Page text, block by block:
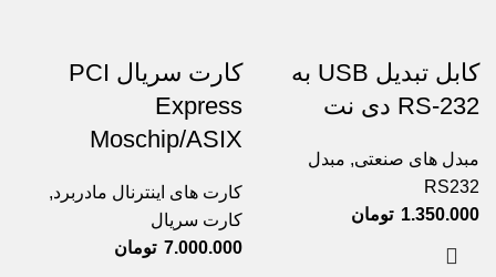
کابل تبدیل USB به
RS-232 دی نت
مبدل های صنعتی, مبدل
RS232
1.350.000 تومان
کارت سریال PCI
Express
Moschip/ASIX
کارت های اینترنال مادربرد,
کارت سریال
7.000.000 تومان